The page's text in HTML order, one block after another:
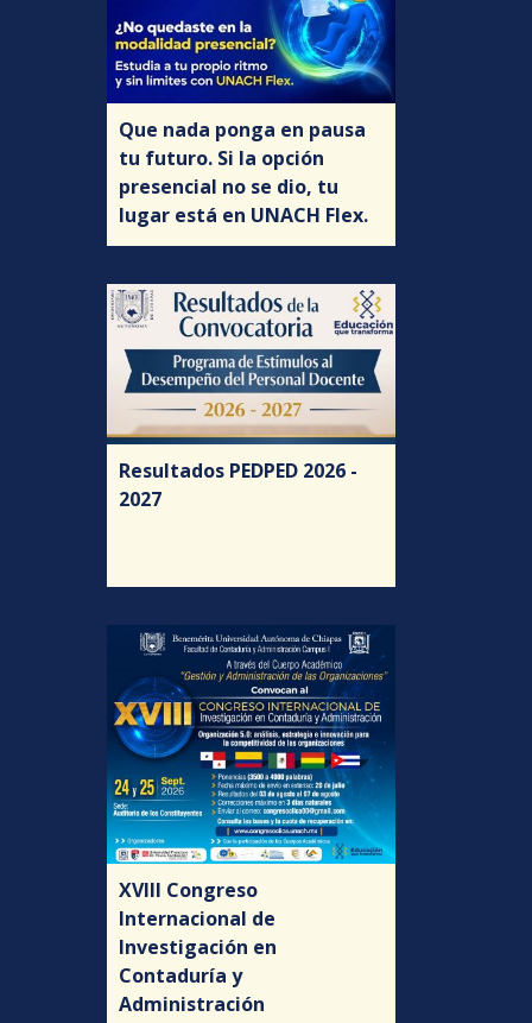
Que nada ponga en pausa
tu futuro. Si la opción
presencial no se dio, tu
lugar está en UNACH Flex.
Resultados PEDPED 2026 -
2027
XVIII Congreso
Internacional de
Investigación en
Contaduría y
Administración